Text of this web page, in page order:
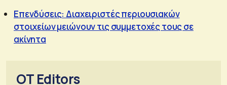
Επενδύσεις: Διαχειριστές περιουσιακών
στοιχείων μειώνουν τις συμμετοχές τους σε
ακίνητα
OT Editors